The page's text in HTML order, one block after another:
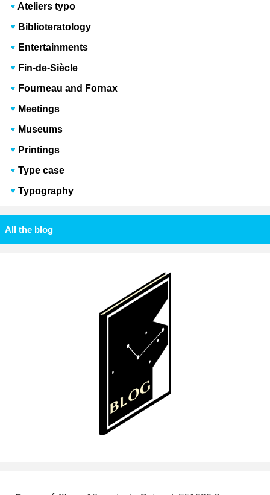
Ateliers typo
Biblioteratology
Entertainments
Fin-de-Siècle
Fourneau and Fornax
Meetings
Museums
Printings
Type case
Typography
All the blog